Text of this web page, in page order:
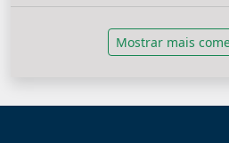
Mostrar mais